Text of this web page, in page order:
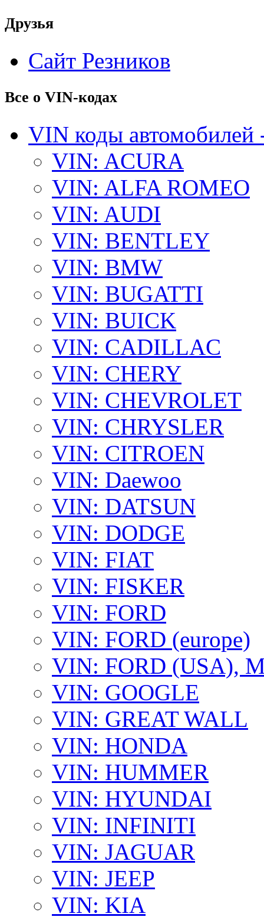
Друзья
Сайт Резников
Все о VIN-кодах
VIN коды автомобилей
VIN: ACURA
VIN: ALFA ROMEO
VIN: AUDI
VIN: BENTLEY
VIN: BMW
VIN: BUGATTI
VIN: BUICK
VIN: CADILLAC
VIN: CHERY
VIN: CHEVROLET
VIN: CHRYSLER
VIN: CITROEN
VIN: Daewoo
VIN: DATSUN
VIN: DODGE
VIN: FIAT
VIN: FISKER
VIN: FORD
VIN: FORD (europe)
VIN: FORD (USA),
VIN: GOOGLE
VIN: GREAT WALL
VIN: HONDA
VIN: HUMMER
VIN: HYUNDAI
VIN: INFINITI
VIN: JAGUAR
VIN: JEEP
VIN: KIA